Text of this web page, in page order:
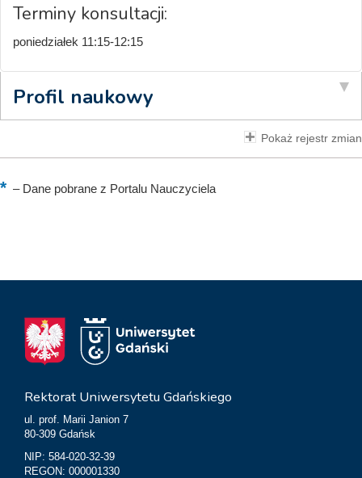
Terminy konsultacji:
poniedziałek 11:15-12:15
Profil naukowy
Pokaż rejestr zmian
–Dane pobrane z Portalu Nauczyciela
Rektorat Uniwersytetu Gdańskiego
ul. prof. Marii Janion 7
80-309 Gdańsk
NIP: 584-020-32-39
REGON: 000001330